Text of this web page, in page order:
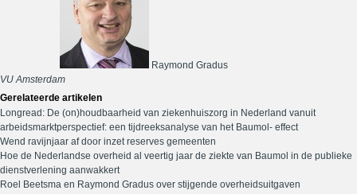
Raymond Gradus
VU Amsterdam
Gerelateerde artikelen
Longread: De (on)houdbaarheid van ziekenhuiszorg in Nederland vanuit
arbeidsmarktperspectief: een tijdreeksanalyse van het Baumol- effect
Wend ravijnjaar af door inzet reserves gemeenten
Hoe de Nederlandse overheid al veertig jaar de ziekte van Baumol in de publieke
dienstverlening aanwakkert
Roel Beetsma en Raymond Gradus over stijgende overheidsuitgaven